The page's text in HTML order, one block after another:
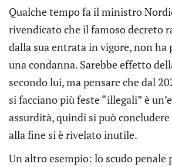
Qualche tempo fa il ministro
rivendicato che il famoso decreto
dalla sua entrata in vigore, non
una condanna. Sarebbe effetto
secondo lui, ma pensare che dal
si facciano più feste “illegali” è
assurdità, quindi si può
alla fine si è rivelato inutile.
Un altro esempio: lo scudo penale